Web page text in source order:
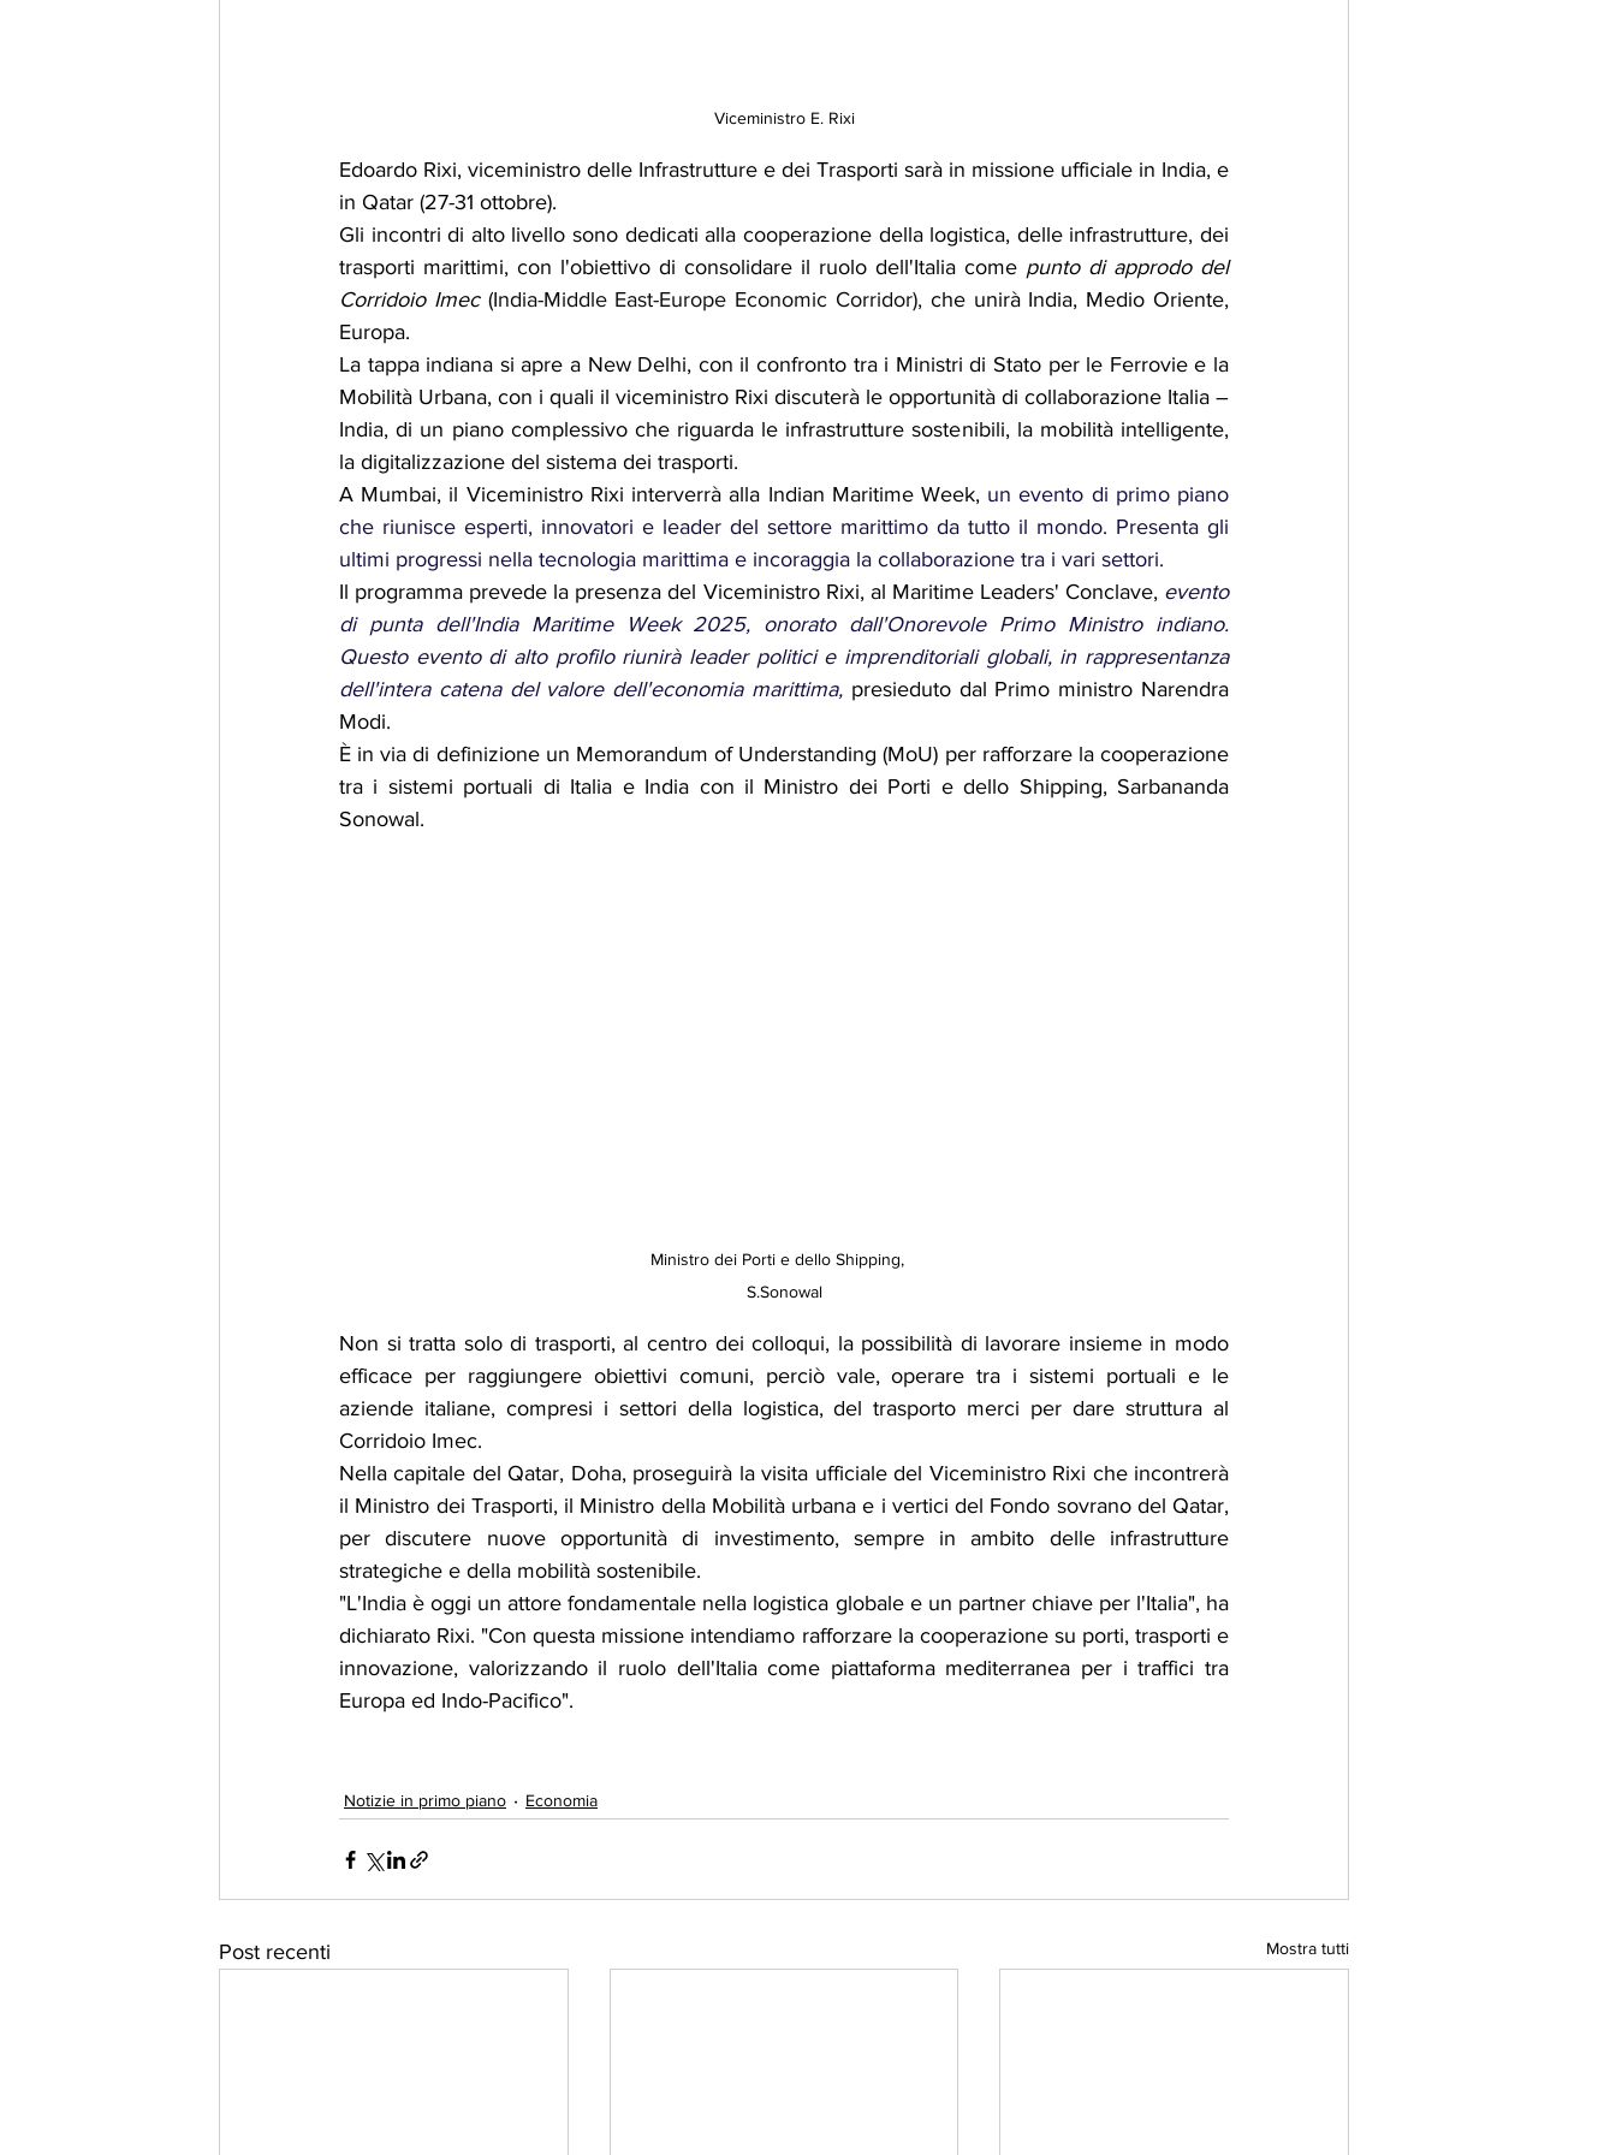
Viceministro E. Rixi
Edoardo Rixi, viceministro delle Infrastrutture e dei Trasporti sarà in missione ufficiale in India, e
in Qatar (27-31 ottobre).
Gli incontri di alto livello sono dedicati alla cooperazione della logistica, delle infrastrutture, dei
trasporti marittimi, con l'obiettivo di consolidare il ruolo dell'Italia come punto di approdo del
Corridoio Imec (India-Middle East-Europe Economic Corridor), che unirà India, Medio Oriente,
Europa.
La tappa indiana si apre a New Delhi, con il confronto tra i Ministri di Stato per le Ferrovie e la
Mobilità Urbana, con i quali il viceministro Rixi discuterà le opportunità di collaborazione Italia –
India, di un piano complessivo che riguarda le infrastrutture sostenibili, la mobilità intelligente,
la digitalizzazione del sistema dei trasporti.
A Mumbai, il Viceministro Rixi interverrà alla Indian Maritime Week, un evento di primo piano
che riunisce esperti, innovatori e leader del settore marittimo da tutto il mondo. Presenta gli
ultimi progressi nella tecnologia marittima e incoraggia la collaborazione tra i vari settori.
Il programma prevede la presenza del Viceministro Rixi, al Maritime Leaders' Conclave, evento
di punta dell'India Maritime Week 2025, onorato dall'Onorevole Primo Ministro indiano.
Questo evento di alto profilo riunirà leader politici e imprenditoriali globali, in rappresentanza
dell'intera catena del valore dell'economia marittima, presieduto dal Primo ministro Narendra
Modi.
È in via di definizione un Memorandum of Understanding (MoU) per rafforzare la cooperazione
tra i sistemi portuali di Italia e India con il Ministro dei Porti e dello Shipping, Sarbananda
Sonowal.
Ministro dei Porti e dello Shipping,
S.Sonowal
Non si tratta solo di trasporti, al centro dei colloqui, la possibilità di lavorare insieme in modo
efficace per raggiungere obiettivi comuni, perciò vale, operare tra i sistemi portuali e le
aziende italiane, compresi i settori della logistica, del trasporto merci per dare struttura al
Corridoio Imec.
Nella capitale del Qatar, Doha, proseguirà la visita ufficiale del Viceministro Rixi che incontrerà
il Ministro dei Trasporti, il Ministro della Mobilità urbana e i vertici del Fondo sovrano del Qatar,
per discutere nuove opportunità di investimento, sempre in ambito delle infrastrutture
strategiche e della mobilità sostenibile.
"L'India è oggi un attore fondamentale nella logistica globale e un partner chiave per l'Italia", ha
dichiarato Rixi. "Con questa missione intendiamo rafforzare la cooperazione su porti, trasporti e
innovazione, valorizzando il ruolo dell'Italia come piattaforma mediterranea per i traffici tra
Europa ed Indo-Pacifico".
Notizie in primo piano Economia
Post recenti Mostra tutti